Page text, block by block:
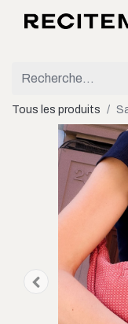
Tous les produits